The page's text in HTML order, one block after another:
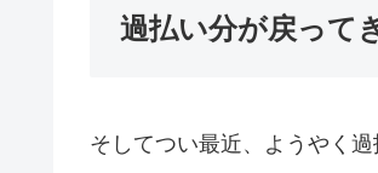
過払い分が戻って
そしてつい最近、ようやく過